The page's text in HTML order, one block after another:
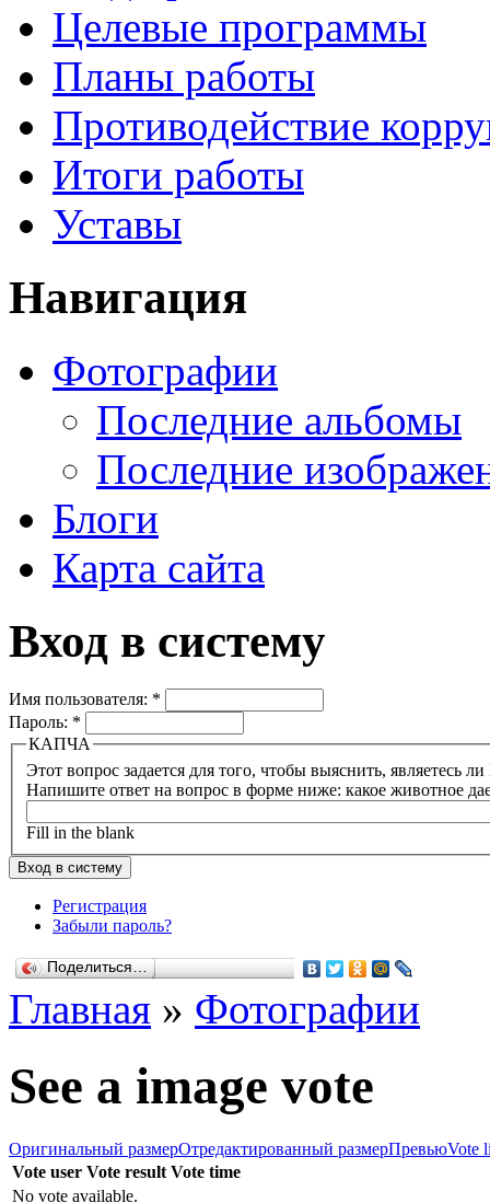
Целевые программы
Планы работы
Противодействие
Итоги работы
Уставы
Навигация
Фотографии
Последние альбомы
Последние
Блоги
Карта сайта
Вход в систему
Имя пользователя: *
Пароль: *
КАПЧА
Напишите ответ на вопрос в форме ниже: какое животное
Fill in the blank
Регистрация
Забыли пароль?
Поделиться…
Главная » Фотографии
See a image vote
Оригинальный размерОтредактированный размерПревьюVote
Vote user Vote result Vote time
No vote available.